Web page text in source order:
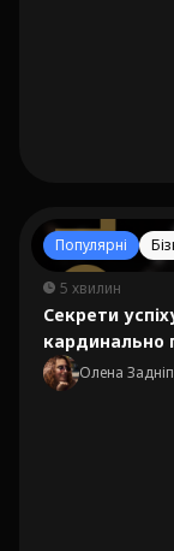
Популярні
5 хвилин
Секрети
кардинально
Олена